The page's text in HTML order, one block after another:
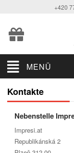
+420
MENÜ
Kontakte
Nebenstelle
Impresi.at
Republikánská 2